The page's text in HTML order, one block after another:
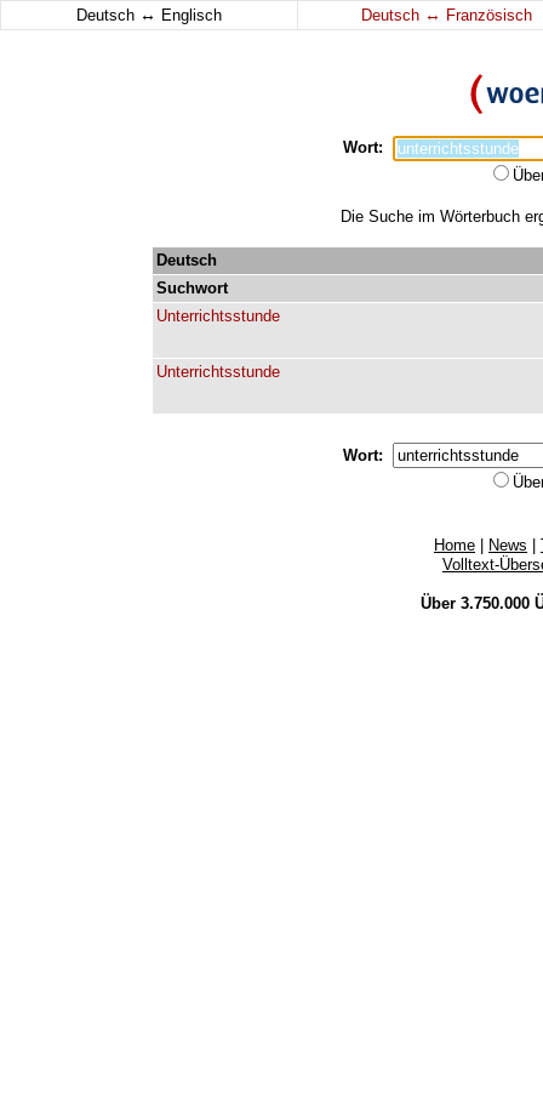
Deutsch ↔ Englisch Deutsch ↔ Französisch
Wort:
Die Suche im Wörterbuch
Deutsch
Suchwort
Unterrichtsstunde
Unterrichtsstunde
Wort:
Home News
Volltext-
Über 3.750.000